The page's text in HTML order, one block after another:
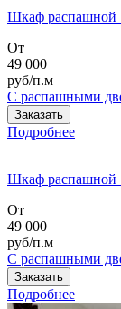
Шкаф распашной
От
49 000
руб/п.м
С распашными
Заказать
Подробнее
Шкаф распашной
От
49 000
руб/п.м
С распашными
Заказать
Подробнее